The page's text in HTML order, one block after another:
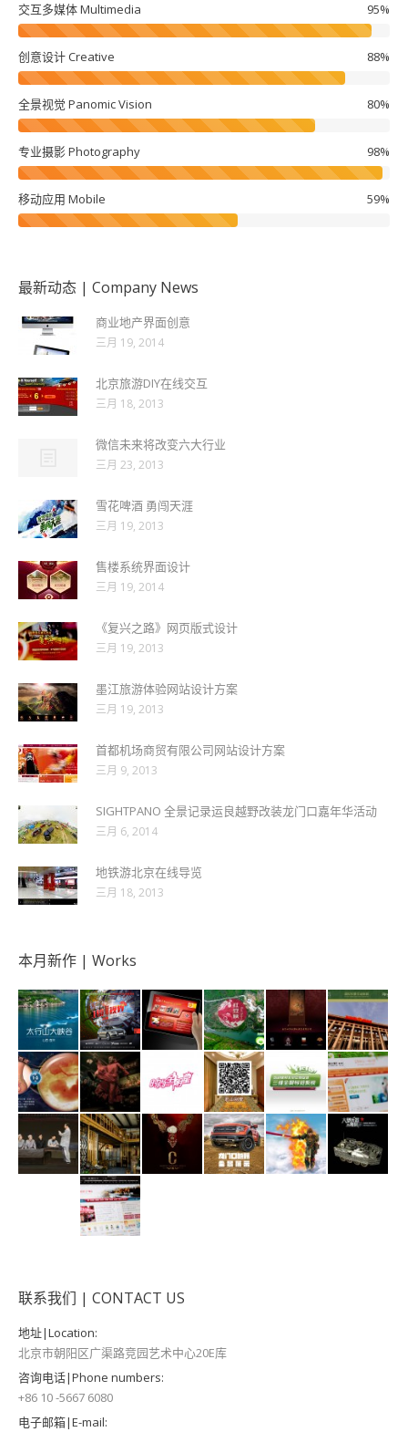
交互多媒体 Multimedia 95%
创意设计 Creative 88%
全景视觉 Panomic Vision 80%
专业摄影 Photography 98%
移动应用 Mobile 59%
最新动态 | Company News
商业地产界面创意
三月 19, 2014
北京旅游DIY在线交互
三月 18, 2013
微信未来将改变六大行业
三月 23, 2013
雪花啤酒 勇闯天涯
三月 19, 2013
售楼系统界面设计
三月 19, 2014
《复兴之路》网页版式设计
三月 19, 2013
墨江旅游体验网站设计方案
三月 19, 2013
首都机场商贸有限公司网站设计方案
三月 9, 2013
SIGHTPANO 全景记录运良越野改装龙门口嘉年华活动
三月 6, 2014
地铁游北京在线导览
三月 18, 2013
本月新作 | Works
联系我们 | CONTACT US
地址|Location:
北京市朝阳区广渠路竞园艺术中心20E库
咨询电话|Phone numbers:
+86 10 -5667 6080
电子邮箱|E-mail: